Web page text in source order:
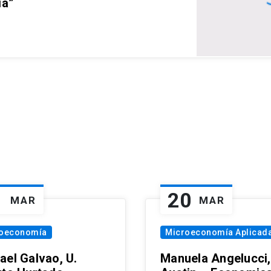
MAR
Galvao, U.
20 MAR
Microeconomía
Manuela